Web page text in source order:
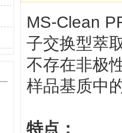
MS-Clean
子交换型萃
不存在非极
样品基质中
特点：